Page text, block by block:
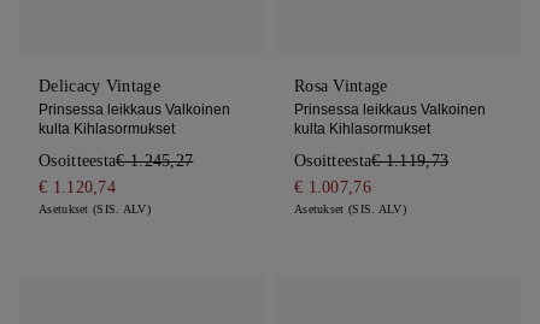
Delicacy Vintage
Prinsessa leikkaus Valkoinen
kulta Kihlasormukset
Osoitteesta€ 1.245,27
€ 1.120,74
Asetukset (SIS. ALV)
Rosa Vintage
Prinsessa leikkaus Valkoinen
kulta Kihlasormukset
Osoitteesta€ 1.119,73
€ 1.007,76
Asetukset (SIS. ALV)